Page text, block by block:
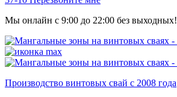
Мы онлайн с 9:00 до 22:00 без выходных!
Производство винтовых свай с 2008 года